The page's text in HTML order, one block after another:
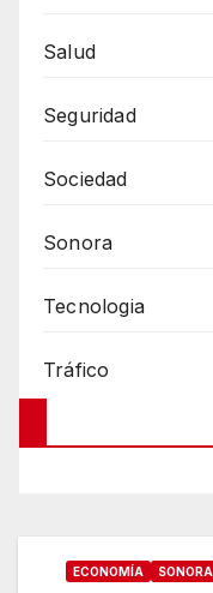
Salud
Seguridad
Sociedad
Sonora
Tecnologia
Tráfico
ECONOMÍA SONORA